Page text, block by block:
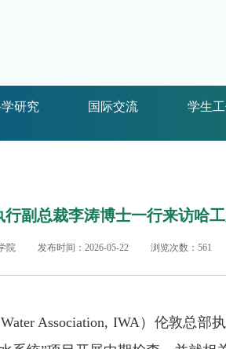
研究 国际交流 学生
行副总裁李涛博士一行来访哈
院 发布时间：2026-05-22 浏览次数： 561
Association, IWA ）伦敦总部